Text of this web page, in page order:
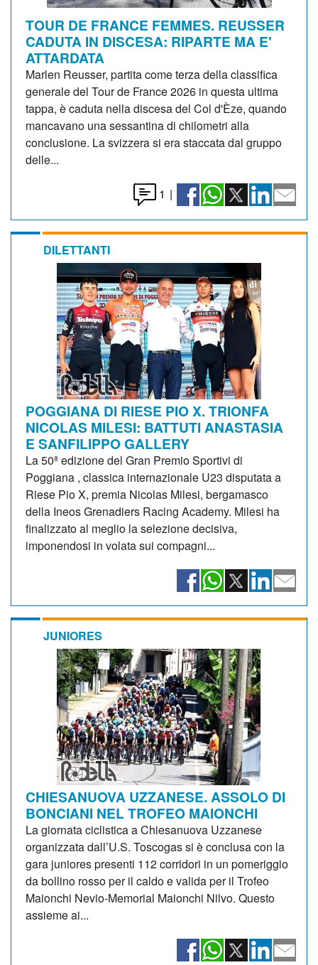
TOUR DE FRANCE FEMMES. REUSSER
CADUTA IN DISCESA: RIPARTE MA E'
ATTARDATA
Marlen Reusser, partita come terza della classifica
generale del Tour de France 2026 in questa ultima
tappa, è caduta nella discesa del Col d'Èze, quando
mancavano una sessantina di chilometri alla
conclusione. La svizzera si era staccata dal gruppo
delle...
1 |
DILETTANTI
POGGIANA DI RIESE PIO X. TRIONFA
NICOLAS MILESI: BATTUTI ANASTASIA
E SANFILIPPO GALLERY
La 50ª edizione del Gran Premio Sportivi di
Poggiana , classica internazionale U23 disputata a
Riese Pio X, premia Nicolas Milesi, bergamasco
della Ineos Grenadiers Racing Academy. Milesi ha
finalizzato al meglio la selezione decisiva,
imponendosi in volata sui compagni...
JUNIORES
CHIESANUOVA UZZANESE. ASSOLO DI
BONCIANI NEL TROFEO MAIONCHI
La giornata ciclistica a Chiesanuova Uzzanese
organizzata dall’U.S. Toscogas si è conclusa con la
gara juniores presenti 112 corridori in un pomeriggio
da bollino rosso per il caldo e valida per il Trofeo
Maionchi Nevio-Memorial Maionchi Nilvo. Questo
assieme ai...